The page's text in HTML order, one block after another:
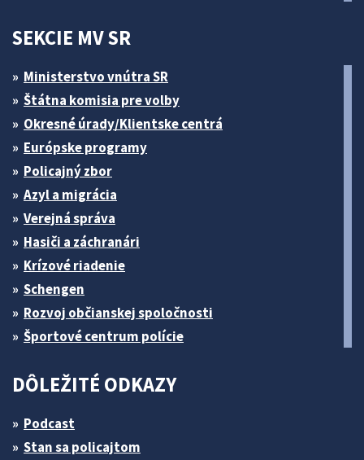
SEKCIE MV SR
Ministerstvo vnútra SR
Štátna komisia pre volby
Okresné úrady/Klientske centrá
Európske programy
Policajný zbor
Azyl a migrácia
Verejná správa
Hasiči a záchranári
Krízové riadenie
Schengen
Rozvoj občianskej spoločnosti
Športové centrum polície
DÔLEŽITÉ ODKAZY
Podcast
Stan sa policajtom